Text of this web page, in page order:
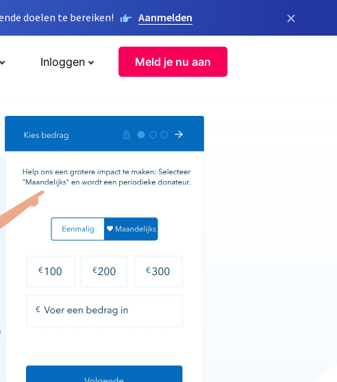
doelen te bereiken! Aanmelden ×
Inloggen Meld je nu aan